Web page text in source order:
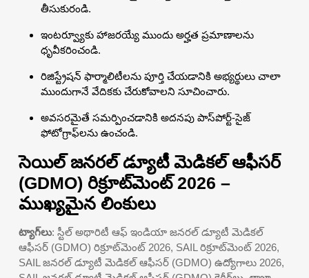
తీసుకురండి.
ఇంటర్వ్యూకు హాజరయ్యే ముందు అర్హత ప్రమాణాలను
ధృవీకరించండి.
రిజిస్ట్రేషన్ ఫార్మాలిటీలను పూర్తి చేయడానికి అభ్యర్థులు చాలా
ముందుగానే వేదికకు చేరుకోవాలని సూచించారు.
అవసరమైతే సమర్పించడానికి అదనపు పాస్‌పోర్ట్-సైజ్
ఫోటోగ్రాఫ్‌లను ఉంచండి.
సెయిల్ జనరల్ డ్యూటీ మెడికల్ ఆఫీసర్
(GDMO) రిక్రూట్‌మెంట్ 2026 –
ముఖ్యమైన లింకులు
ట్యాగ్‌లు: స్టీల్ అథారిటీ ఆఫ్ ఇండియా జనరల్ డ్యూటీ మెడికల్
ఆఫీసర్ (GDMO) రిక్రూట్‌మెంట్ 2026, SAIL రిక్రూట్‌మెంట్ 2026,
SAIL జనరల్ డ్యూటీ మెడికల్ ఆఫీసర్ (GDMO) ఉద్యోగాలు 2026,